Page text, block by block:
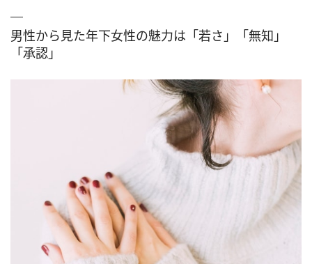
男性から見た年下女性の魅力は「若さ」「無知」
「承認」